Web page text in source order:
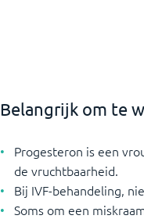
Belangrijk om te
Progesteron is een
de vruchtbaarheid.
Bij IVF-behandeling,
Soms om een